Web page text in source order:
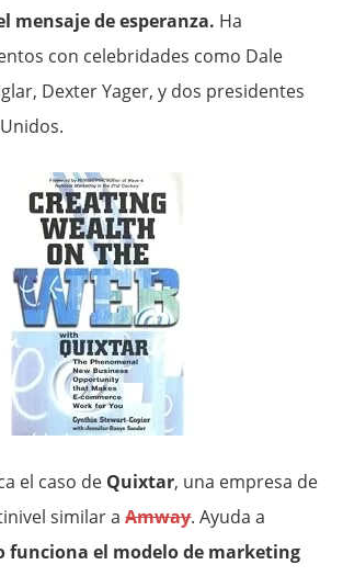
mensaje de esperanza. Ha
con celebridades como Dale
Dexter Yager, y dos presidentes
el caso de Quixtar, una empresa de
similar aAmway. Ayuda a
funciona el modelo de marketing